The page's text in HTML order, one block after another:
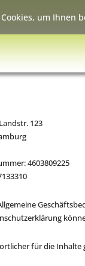
123
4603809225
für die Inhalte
um Ihnen